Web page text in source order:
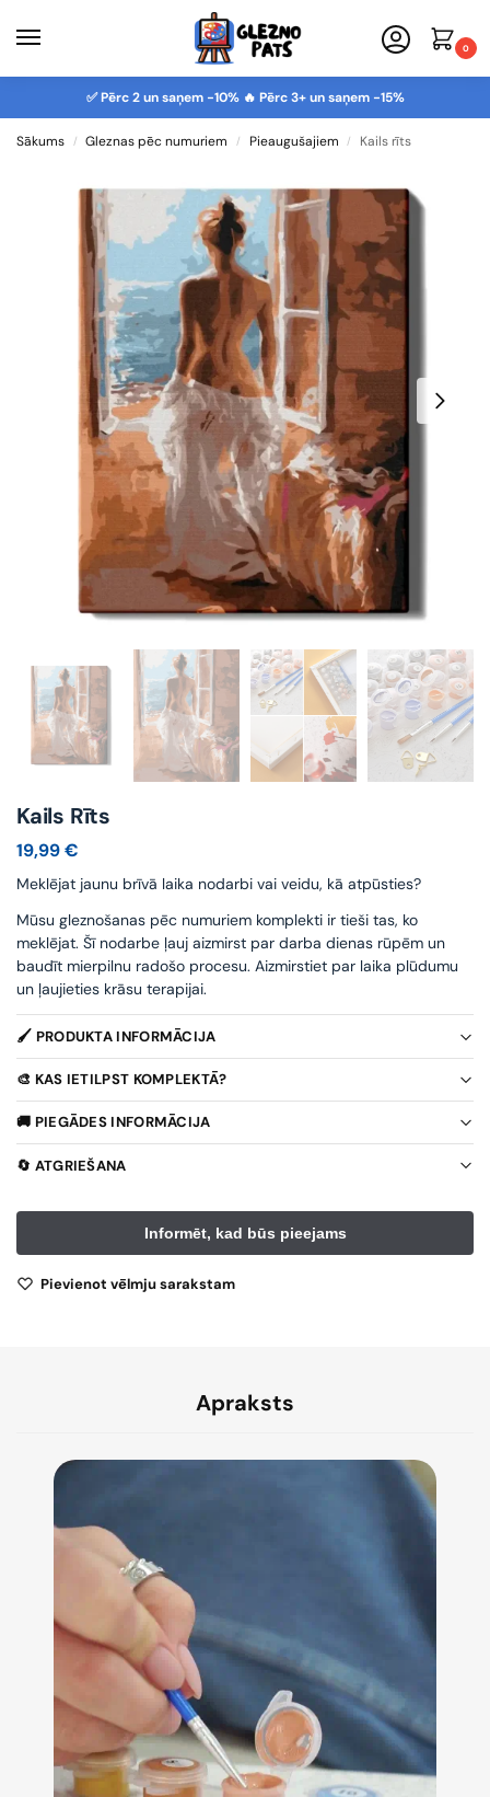
0
✅ Pērc 2 un saņem -10% 🔥 Pērc 3+ un saņem -15%
Sākums / Gleznas pēc numuriem / Pieaugušajiem / Kails rīts
Kails Rīts
19,99€
Meklējat jaunu brīvā laika nodarbi vai veidu, kā atpūsties?
Mūsu gleznošanas pēc numuriem komplekti ir tieši tas, ko
meklējat. Šī nodarbe ļauj aizmirst par darba dienas rūpēm un
baudīt mierpilnu radošo procesu. Aizmirstiet par laika plūdumu
un ļaujieties krāsu terapijai.
🖌️ PRODUKTA INFORMĀCIJA
🎨 KAS IETILPST KOMPLEKTĀ?
🚚 PIEGĀDES INFORMĀCIJA
🔄 ATGRIEŠANA
Pievienot vēlmju sarakstam
Apraksts